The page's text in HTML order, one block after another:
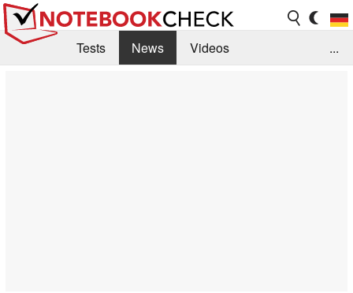
Tests News
Videos
...